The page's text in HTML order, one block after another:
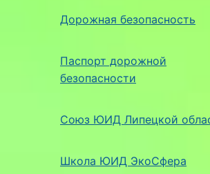
Дорожная безопасность
Паспорт дорожной
безопасности
Союз ЮИД Липецкой
Школа ЮИД ЭкоСфера